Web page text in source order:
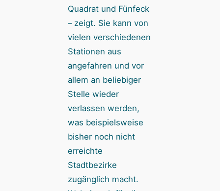
Quadrat und Fünfeck
– zeigt. Sie kann von
vielen verschiedenen
Stationen aus
angefahren und vor
allem an beliebiger
Stelle wieder
verlassen werden,
was beispielsweise
bisher noch nicht
erreichte
Stadtbezirke
zugänglich macht.